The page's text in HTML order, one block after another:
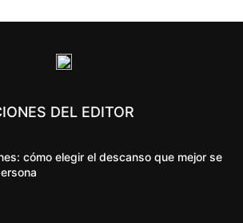
DEL EDITOR
cómo elegir el descanso que mejor se